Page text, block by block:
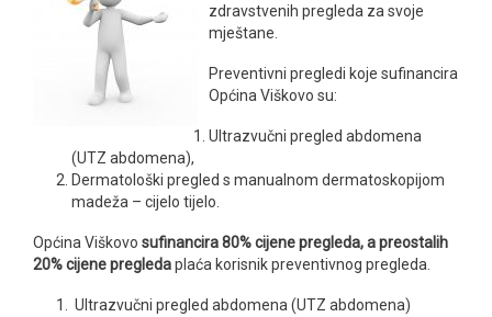
zdravstvenih pregleda za svoje
mještane.
Preventivni pregledi koje sufinancira
Općina Viškovo su:
Ultrazvučni pregled abdomena
(UTZ abdomena),
Dermatološki pregled s manualnom dermatoskopijom
madeža – cijelo tijelo.
Općina Viškovo sufinancira 80% cijene pregleda, a preostalih
20% cijene pregledaplaća korisnik preventivnog pregleda.
Ultrazvučni pregled abdomena (UTZ abdomena)